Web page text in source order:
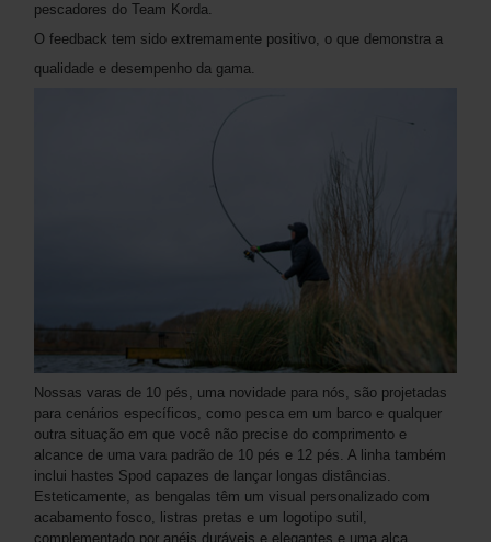
pescadores do Team Korda.
O feedback tem sido extremamente positivo, o que demonstra a
qualidade e desempenho da gama.
Nossas varas de 10 pés, uma novidade para nós, são projetadas
para cenários específicos, como pesca em um barco e qualquer
outra situação em que você não precise do comprimento e
alcance de uma vara padrão de 10 pés e 12 pés. A linha também
inclui hastes Spod capazes de lançar longas distâncias.
Esteticamente, as bengalas têm um visual personalizado com
acabamento fosco, listras pretas e um logotipo sutil,
complementado por anéis duráveis ​​e elegantes e uma alça